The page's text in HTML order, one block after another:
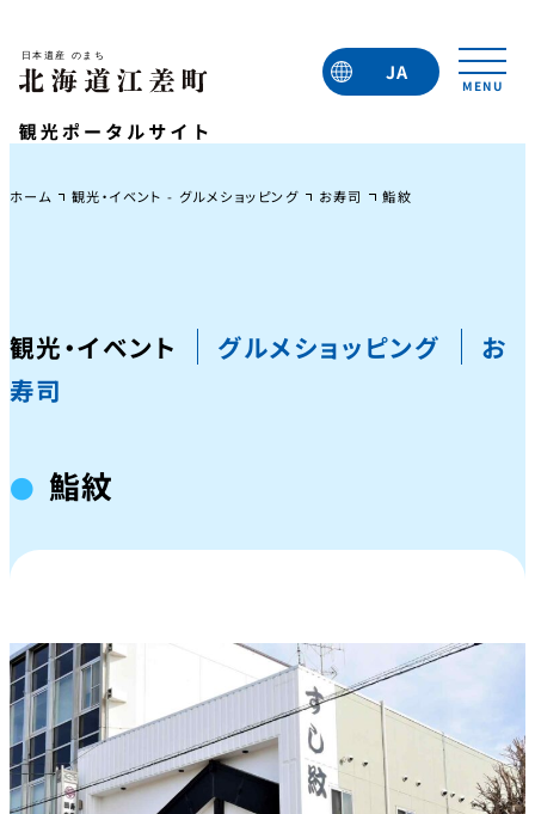
JA
EN
KO
ホーム 観光・イベント - グルメショッピング お寿司 鮨紋
観光・イベント グルメショッピング
お
寿司
鮨紋